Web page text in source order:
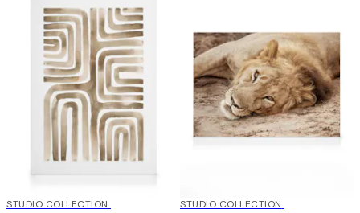
30%*
STUDIO COLLECTION 30%*
STUDIO COLLECTION